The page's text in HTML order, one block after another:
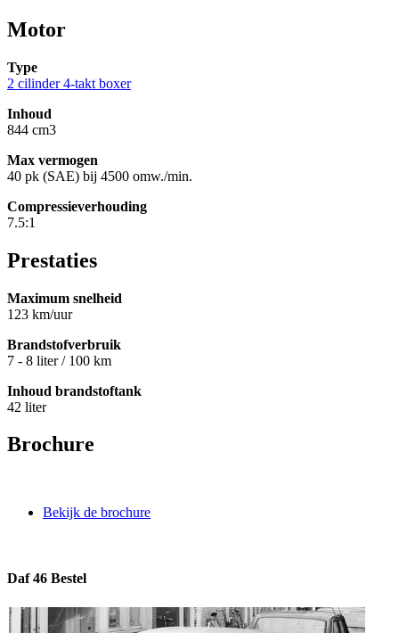
Motor
Type
2 cilinder 4-takt boxer
Inhoud
844 cm3
Max vermogen
40 pk (SAE) bij 4500 omw./min.
Compressieverhouding
7.5:1
Prestaties
Maximum snelheid
123 km/uur
Brandstofverbruik
7 - 8 liter / 100 km
Inhoud brandstoftank
42 liter
Brochure
Bekijk de brochure
Daf 46 Bestel